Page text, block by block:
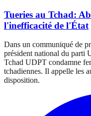
Tueries au Tchad:
l'inefficacité de l'État
Dans un communiqué de
président national du parti
Tchad UDPT condamne
tchadiennes. Il appelle les
disposition.